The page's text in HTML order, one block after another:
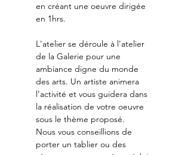
en créant une oeuvre dirigée
en 1hrs.
L'atelier se déroule à l'atelier
de la Galerie pour une
ambiance digne du monde
des arts. Un artiste animera
l’activité et vous guidera dans
la réalisation de votre oeuvre
sous le thème proposé.
Nous vous conseillions de
porter un tablier ou des